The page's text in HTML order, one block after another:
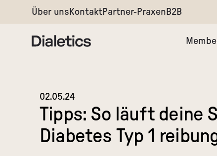
Über uns KontaktPartner-Praxen B2B
02.05.24
Tipps: So läuft deine
Diabetes Typ 1